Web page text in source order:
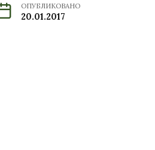
ОПУБЛИКОВАНО
20.01.2017